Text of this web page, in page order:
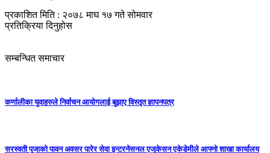
प्रकाशित मिति : २०७८ माघ १७ गते सोमवार
प्रतिक्रिया दिनुहोस
सम्बन्धित समाचार
कर्णालीका युवाहरुले निर्वाचन आयोगलाई बुझाए विस्तृत ज्ञापनपत्र
सरस्वती पूजाको पावन अवसर पारेर सेवा इन्टरनेसनल एजुकेसन एकेडेमीले आफ्नो शाखा कार्यालय